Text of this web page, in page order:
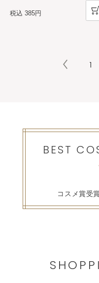
税込 385円
1
BEST
コスメ賞受